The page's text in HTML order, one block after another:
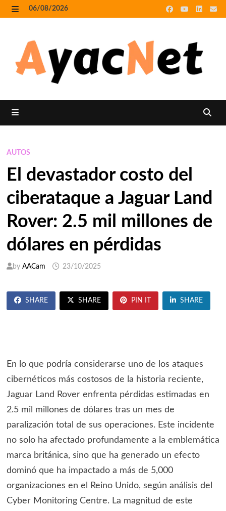
Skip
to
06/08/2026
AUTOS
El devastador costo del
ciberataque a Jaguar Land
Rover: 2.5 mil millones de
dólares en pérdidas
by AACam 23/10/2025
SHARE SHARE PIN IT SHARE
En lo que podría considerarse uno de los ataques
cibernéticos más costosos de la historia reciente,
Jaguar Land Rover enfrenta pérdidas estimadas en
2.5 mil millones de dólares tras un mes de
paralización total de sus operaciones. Este incidente
no solo ha afectado profundamente a la emblemática
marca británica, sino que ha generado un efecto
dominó que ha impactado a más de 5,000
organizaciones en el Reino Unido, según análisis del
Cyber Monitoring Centre. La magnitud de este